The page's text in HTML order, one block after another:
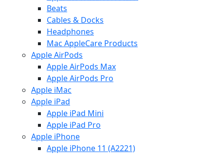
Beats
Cables & Docks
Headphones
Mac AppleCare Products
Apple AirPods
Apple AirPods Max
Apple AirPods Pro
Apple iMac
Apple iPad
Apple iPad Mini
Apple iPad Pro
Apple iPhone
Apple iPhone 11 (A2221)